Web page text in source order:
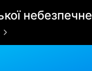
небезпечне